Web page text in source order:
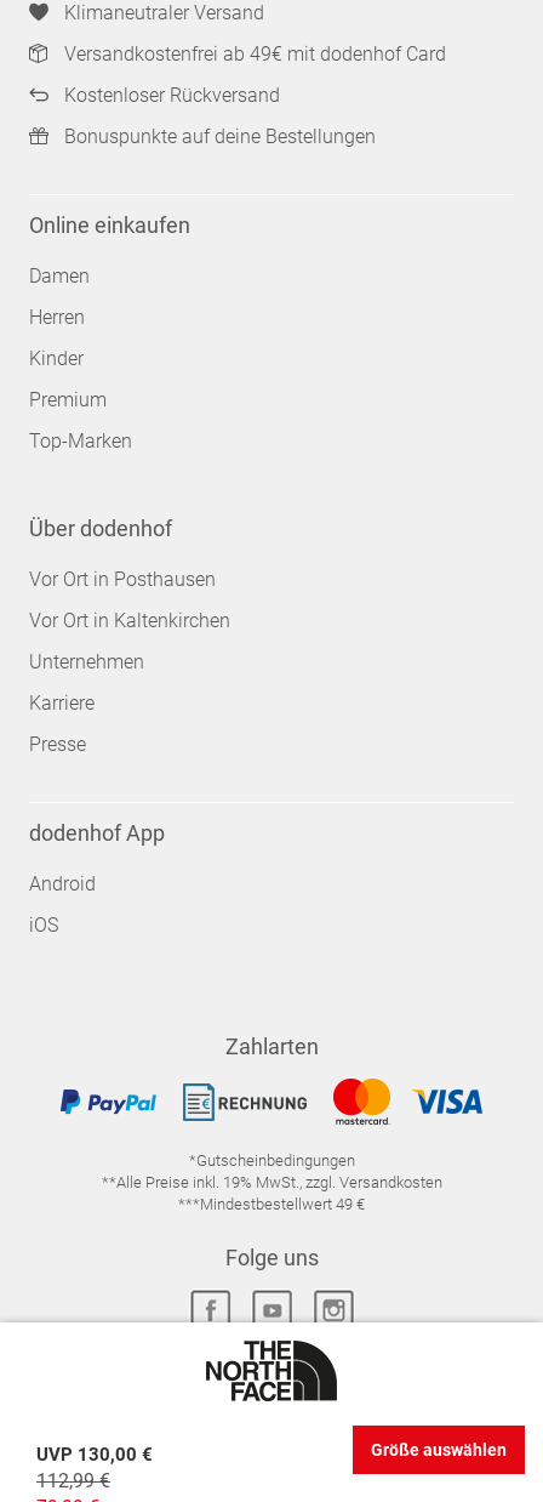
UVP 130,00 €
112,99 €
Größe auswählen
Klimaneutraler Versand
Versandkostenfrei ab 49€ mit dodenhof Card
Kostenloser Rückversand
Bonuspunkte auf deine Bestellungen
Online einkaufen
Damen
Herren
Kinder
Premium
Top-Marken
Über dodenhof
Vor Ort in Posthausen
Vor Ort in Kaltenkirchen
Unternehmen
Karriere
Presse
dodenhof App
Android
iOS
Zahlarten
*Gutscheinbedingungen
**Alle Preise inkl. 19% MwSt., zzgl. Versandkosten
***Mindestbestellwert 49 €
Folge uns
DATENSCHUTZ-EINSTELLUNGEN
WIDERRUFSRECHT